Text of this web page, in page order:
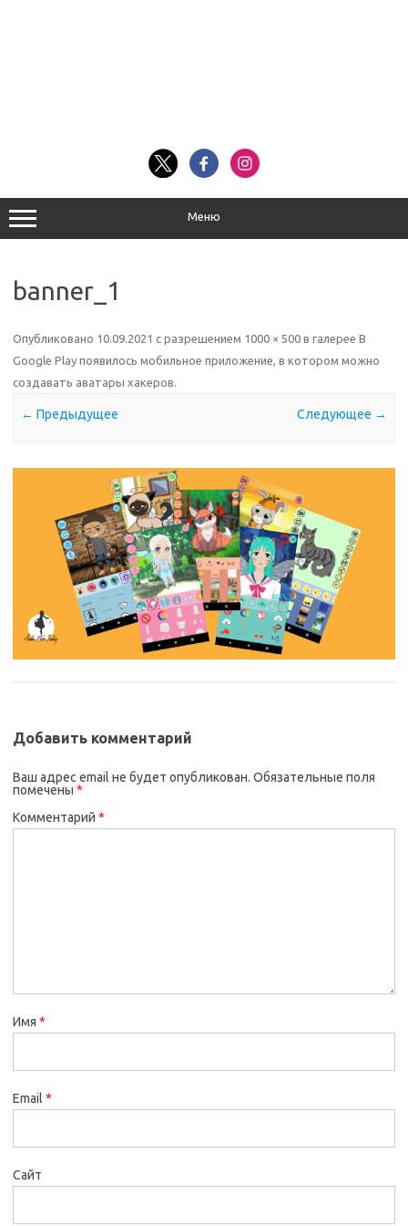
Меню
banner_1
Опубликовано 10.09.2021 с разрешением 1000 × 500 в галерее В
Google Play появилось мобильное приложение, в котором можно
создавать аватары хакеров.
← Предыдущее Следующее →
Добавить комментарий
Ваш адрес email не будет опубликован. Обязательные поля
помечены *
Комментарий *
Имя *
Email *
Сайт